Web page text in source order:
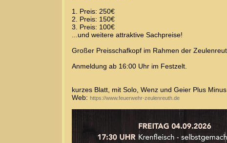
1. Preis: 250€
2. Preis: 150€
3. Preis: 100€
...und weitere attraktive Sachpreise!
Großer Preisschafkopf im Rahmen der
Anmeldung ab 16:00 Uhr im Festzelt.
kurzes Blatt, mit Solo, Wenz und Geier Plus
Web: https://www.feuerwehr-zeulenreuth.de